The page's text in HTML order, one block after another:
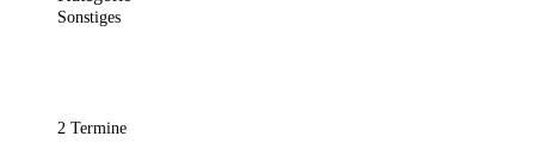
Sonstiges
2 Termine